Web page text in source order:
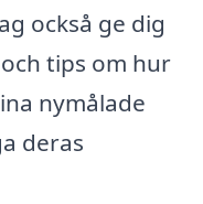
också ge dig
tips om hur
nymålade
deras